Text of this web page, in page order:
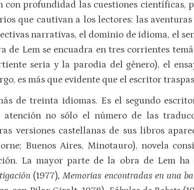
con profundidad las cuestiones científicas,
que cautivan a los lectores: las
narrativas, el dominio de idioma, el
de Lem se encuadra en tres corrientes
seria y la parodia del género), el
es más que evidente que el escritor
de treinta idiomas. Es el segundo
no sólo el número de las
versiones castellanas de sus libros
Buenos Aires, Minotauro), novela
La mayor parte de la obra de Lem
(1977), Memorias encontradas en una